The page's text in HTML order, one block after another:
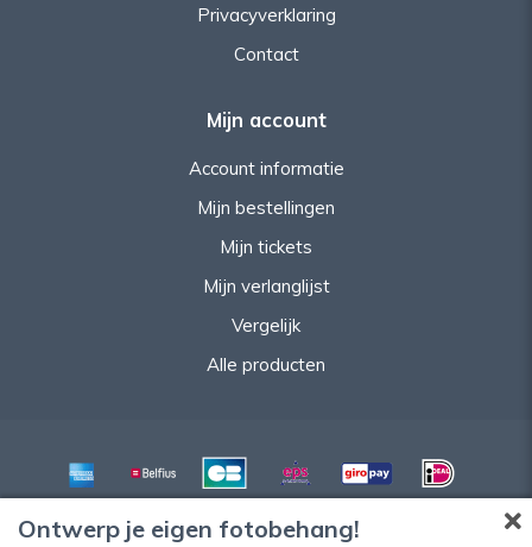
Privacyverklaring
Contact
Mijn account
Account informatie
Mijn bestellingen
Mijn tickets
Mijn verlanglijst
Vergelijk
Alle producten
Ontwerp je eigen fotobehang!